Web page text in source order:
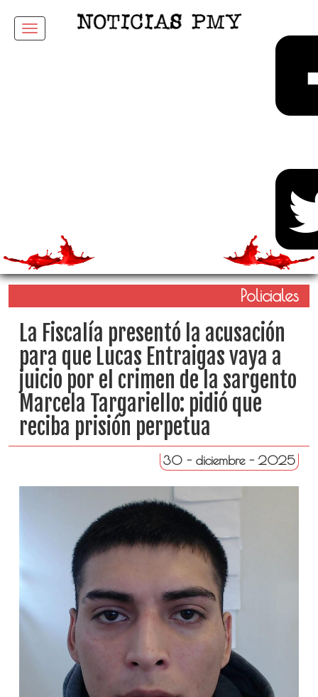
Menu
Policiales
La Fiscalía presentó la acusación
para que Lucas Entraigas vaya a
juicio por el crimen de la sargento
Marcela Targariello: pidió que
reciba prisión perpetua
30 - diciembre - 2025